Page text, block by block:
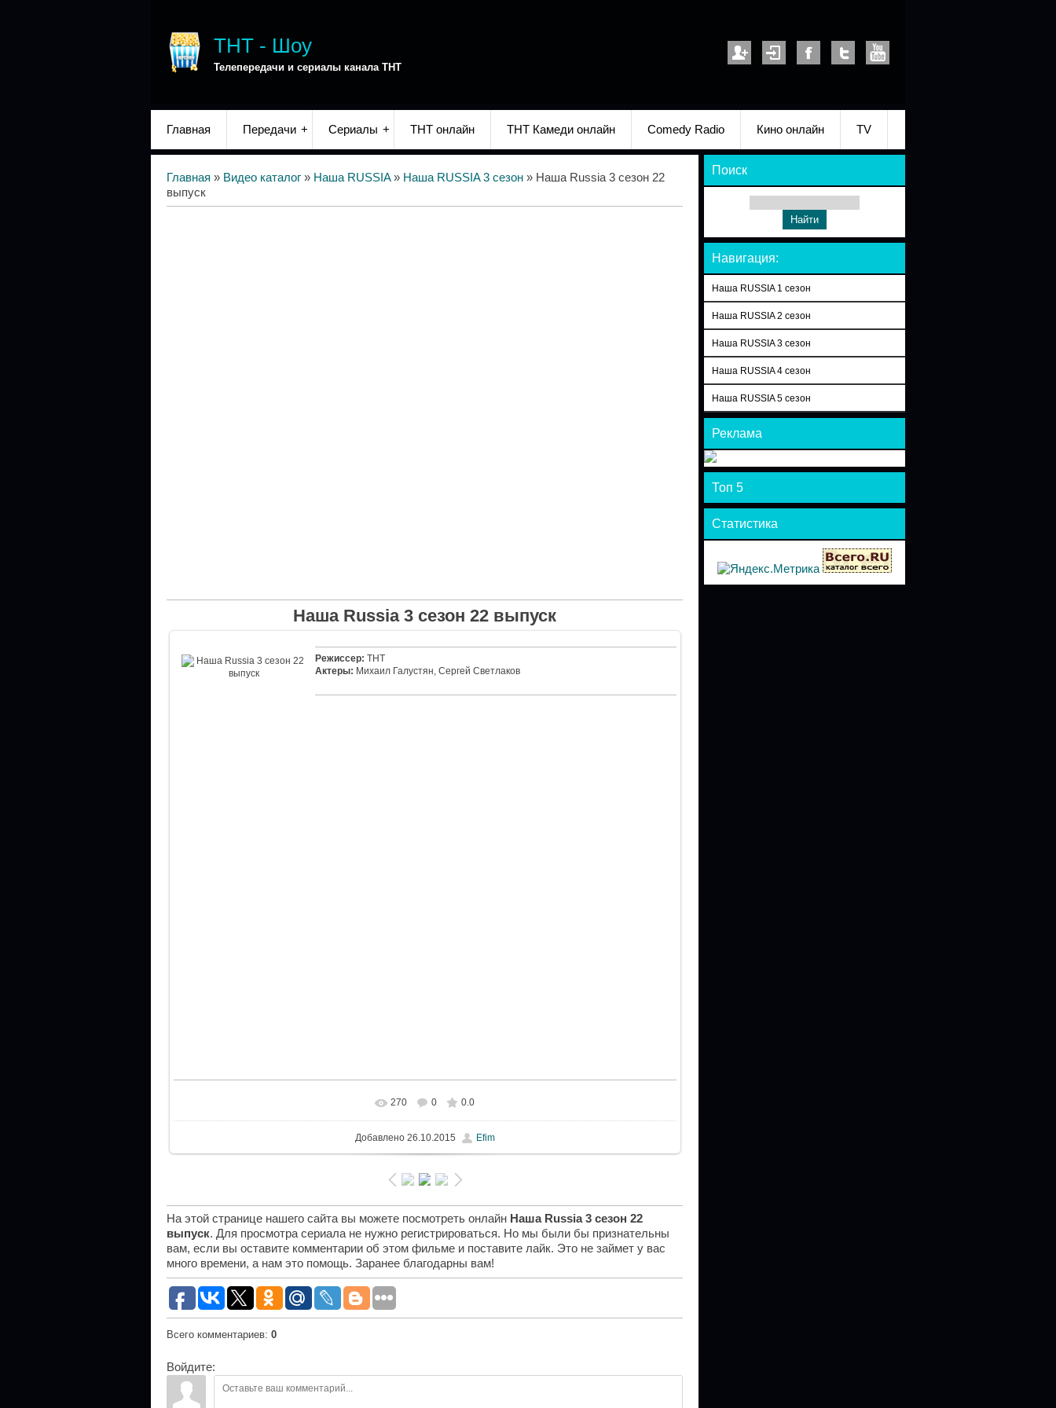
ТНТ - Шоу
Телепередачи и сериалы канала ТНТ
Главная Передачи Сериалы ТНТ онлайн ТНТ Камеди онлайн Comedy Radio Кино онлайн TV
Главная » Видео каталог » Наша RUSSIA» Наша RUSSIA 3 сезон » Наша Russia 3 сезон 22
выпуск
Наша Russia 3 сезон 22 выпуск
Режиссер: ТНТ
Актеры: Михаил Галустян, Сергей Светлаков
270 0 0.0
Добавлено26.10.2015 Efim
На этой странице нашего сайта вы можете посмотреть онлайн Наша Russia 3 сезон 22
выпуск. Для просмотра сериала не нужно регистрироваться. Но мы были бы признательны
вам, если вы оставите комментарии об этом фильме и поставите лайк. Это не займет у вас
много времени, а нам это помощь. Заранее благодарны вам!
Всего комментариев: 0
Войдите:
Поиск
Навигация:
Наша RUSSIA 1 сезон
Наша RUSSIA 2 сезон
Наша RUSSIA 3 сезон
Наша RUSSIA 4 сезон
Наша RUSSIA 5 сезон
Реклама
Топ 5
Статистика